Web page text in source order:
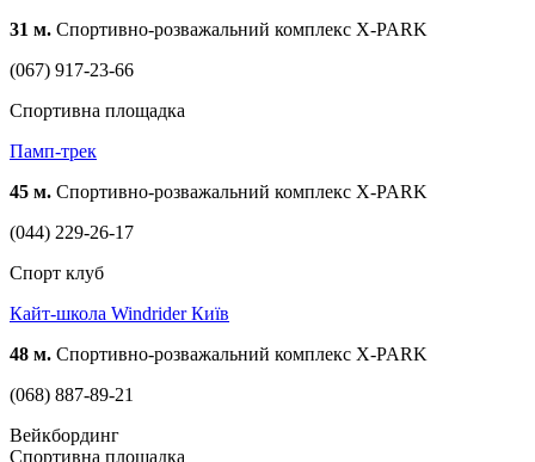
31 м. Спортивно-розважальний комплекс X-PARK
(067) 917-23-66
Спортивна площадка
Памп-трек
45 м. Спортивно-розважальний комплекс X-PARK
(044) 229-26-17
Спорт клуб
Кайт-школа Windrider Київ
48 м. Спортивно-розважальний комплекс X-PARK
(068) 887-89-21
Вейкбординг
Спортивна площадка